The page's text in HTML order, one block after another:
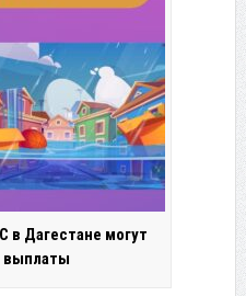
в Дагестане могут
выплаты